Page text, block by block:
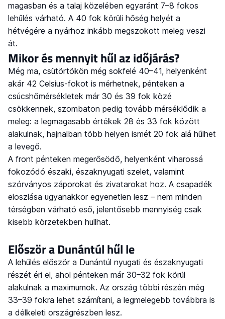
magasban és a talaj közelében egyaránt 7–8 fokos
lehűlés várható. A 40 fok körüli hőség helyét a
hétvégére a nyárhoz inkább megszokott meleg veszi
át.
Mikor és mennyit hűl az időjárás?
Még ma, csütörtökön még sokfelé 40–41, helyenként
akár 42 Celsius-fokot is mérhetnek, pénteken a
csúcshőmérsékletek már 30 és 39 fok közé
csökkennek, szombaton pedig tovább mérséklődik a
meleg: a legmagasabb értékek 28 és 33 fok között
alakulnak, hajnalban több helyen ismét 20 fok alá hűlhet
a levegő.
A front pénteken megerősödő, helyenként viharossá
fokozódó északi, északnyugati szelet, valamint
szórványos záporokat és zivatarokat hoz. A csapadék
eloszlása ugyanakkor egyenetlen lesz – nem minden
térségben várható eső, jelentősebb mennyiség csak
kisebb körzetekben hullhat.
Először a Dunántúl hűl le
A lehűlés először a Dunántúl nyugati és északnyugati
részét éri el, ahol pénteken már 30–32 fok körül
alakulnak a maximumok. Az ország többi részén még
33–39 fokra lehet számítani, a legmelegebb továbbra is
a délkeleti országrészben lesz.